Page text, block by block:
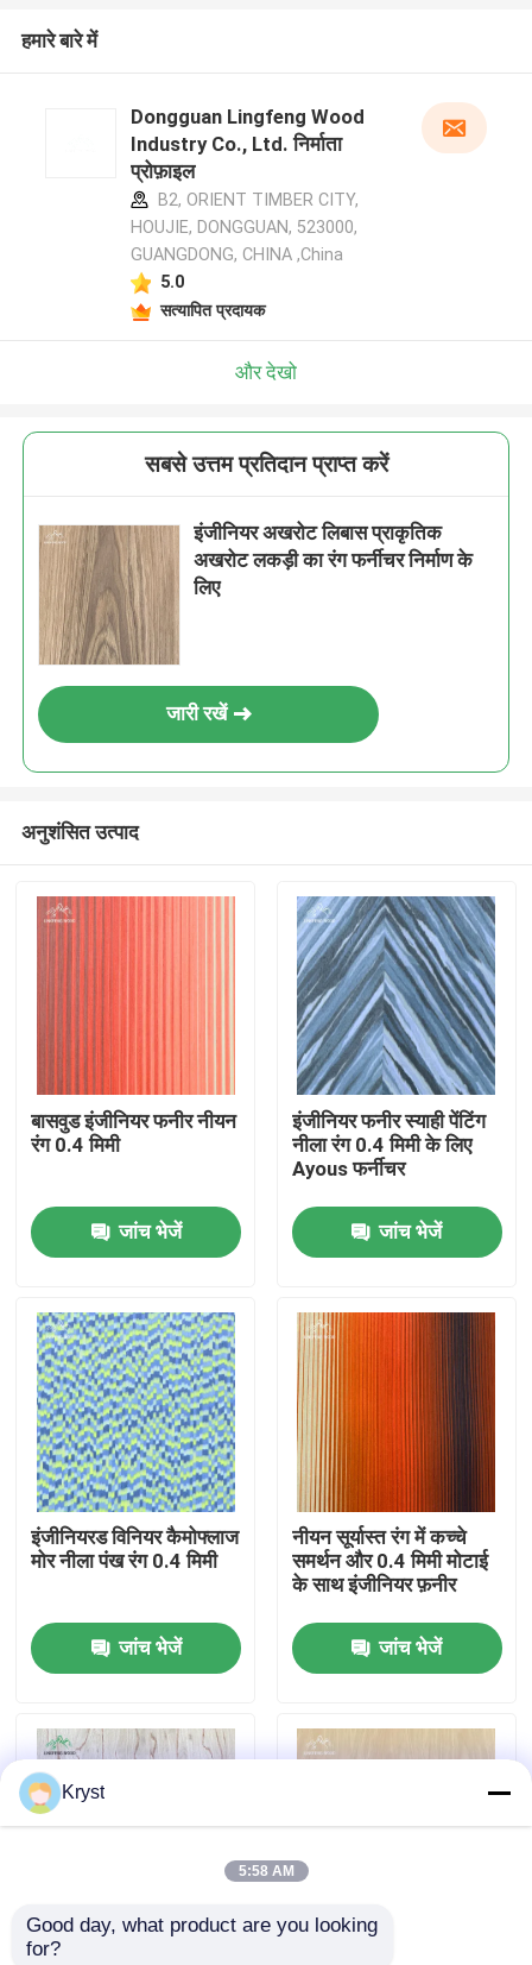
उत्पाद
वीडियो
हमारे बारे में
कारखाने का दौरा
गुणवत्ता नियंत्रण
हमसे संपर्क करें
समाचार
उद्धरण मांगें
हमारे बारे में
Dongguan Lingfeng Wood
Industry Co., Ltd. निर्माता
प्रोफ़ाइल
B2, ORIENT TIMBER CITY,
HOUJIE, DONGGUAN, 523000,
GUANGDONG, CHINA ,China
5.0
सत्यापित प्रदायक
और देखो
सबसे उत्तम प्रतिदान प्राप्त करें
इंजीनियर अखरोट लिबास प्राकृतिक
अखरोट लकड़ी का रंग फर्नीचर निर्माण के
लिए
जारी रखें
अनुशंसित उत्पाद
बासवुड इंजीनियर फनीर नीयन
रंग 0.4 मिमी
जांच भेजें
इंजीनियर फनीर स्याही पेंटिंग
नीला रंग 0.4 मिमी के लिए
Ayous फर्नीचर
जांच भेजें
इंजीनियरड विनियर कैमोफ्लाज
मोर नीला पंख रंग 0.4 मिमी
जांच भेजें
नीयन सूर्यास्त रंग में कच्चे
समर्थन और 0.4 मिमी मोटाई
के साथ इंजीनियर फ़नीर
जांच भेजें
दुर्लभ बर्च बरल रंग 0.4 मिमी
Kryst
5:58 AM
Good day, what product are you looking
for?